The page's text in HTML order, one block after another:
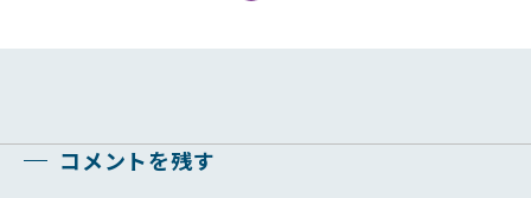
コメントを残す